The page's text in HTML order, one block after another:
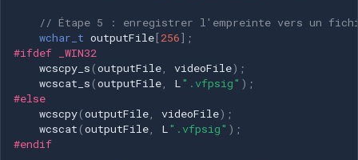
// Étape 5 : enregistrer l'empreinte vers un
wchar_t outputFile[256];
#ifdef _WIN32
wcscpy_s (outputFile videoFile);
wcscat_s (outputFile L ".vfpsig" );
#else
wcscpy(outputFile videoFile);
wcscat (outputFile L ".vfpsig" );
#endif